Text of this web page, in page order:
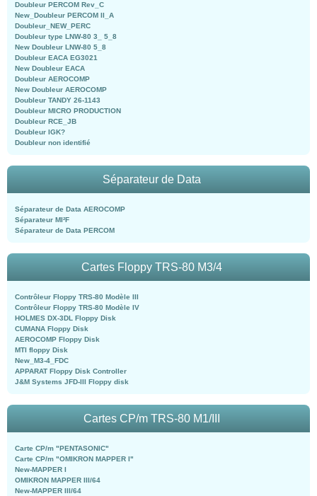
Doubleur PERCOM Rev_C
New_Doubleur PERCOM II_A
Doubleur_NEW_PERC
Doubleur type LNW-80 3_ 5_8
New Doubleur LNW-80 5_8
Doubleur EACA EG3021
New Doubleur EACA
Doubleur AEROCOMP
New Doubleur AEROCOMP
Doubleur TANDY 26-1143
Doubleur MICRO PRODUCTION
Doubleur RCE_JB
Doubleur IGK?
Doubleur non identifié
Séparateur de Data
Séparateur de Data AEROCOMP
Séparateur MI²F
Séparateur de Data PERCOM
Cartes Floppy TRS-80 M3/4
Contrôleur Floppy TRS-80 Modèle III
Contrôleur Floppy TRS-80 Modèle IV
HOLMES DX-3DL Floppy Disk
CUMANA Floppy Disk
AEROCOMP Floppy Disk
MTI floppy Disk
New_M3-4_FDC
APPARAT Floppy Disk Controller
J&M Systems JFD-III Floppy disk
Cartes CP/m TRS-80 M1/III
Carte CP/m "PENTASONIC"
Carte CP/m "OMIKRON MAPPER I"
New-MAPPER I
OMIKRON MAPPER III/64
New-MAPPER III/64